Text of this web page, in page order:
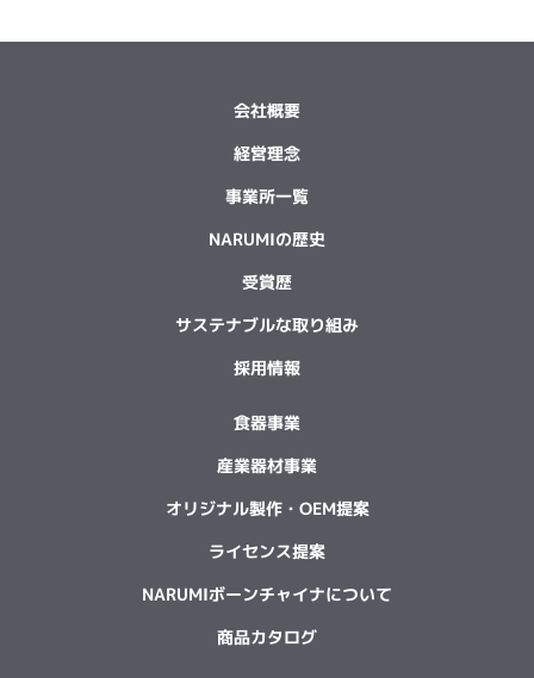
会社概要
経営理念
事業所一覧
NARUMIの歴史
受賞歴
サステナブルな取り組み
採用情報
食器事業
産業器材事業
オリジナル製作・OEM提案
ライセンス提案
NARUMIボーンチャイナについて
商品カタログ